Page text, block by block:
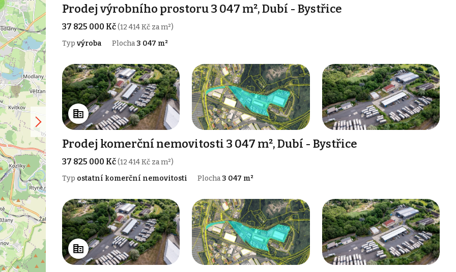
Prodej výrobního prostoru 3 047 m², Dubí - Bystřice
37 825 000 Kč(12 414 Kč za m²)
Typ výroba Plocha 3 047 m²
Prodej komerční nemovitosti 3 047 m², Dubí - Bystřice
37 825 000 Kč(12 414 Kč za m²)
Typ ostatní komerční nemovitosti Plocha 3 047 m²